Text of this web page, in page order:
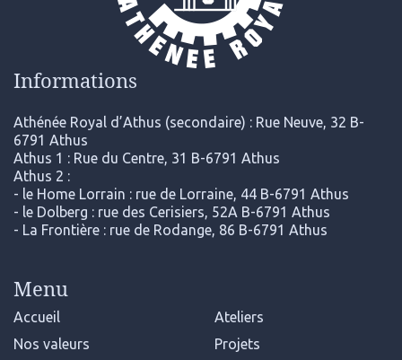
Informations
Athénée Royal d’Athus (secondaire) : Rue Neuve, 32 B-
6791 Athus
Athus 1 : Rue du Centre, 31 B-6791 Athus
Athus 2 :
- le Home Lorrain : rue de Lorraine, 44 B-6791 Athus
- le Dolberg : rue des Cerisiers, 52A B-6791 Athus
- La Frontière : rue de Rodange, 86 B-6791 Athus
Menu
Accueil
Nos valeurs
Ateliers
Projets